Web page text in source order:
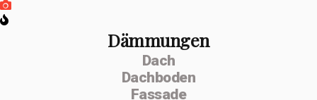
Dämmungen
Dach
Dachboden
Fassade